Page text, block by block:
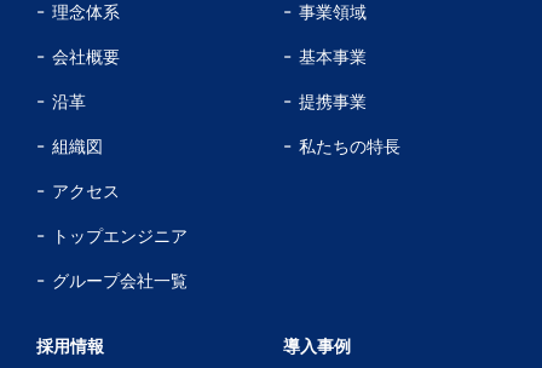
理念体系
会社概要
沿革
組織図
アクセス
トップエンジニア
グループ会社一覧
事業領域
基本事業
提携事業
私たちの特長
採用情報
導入事例